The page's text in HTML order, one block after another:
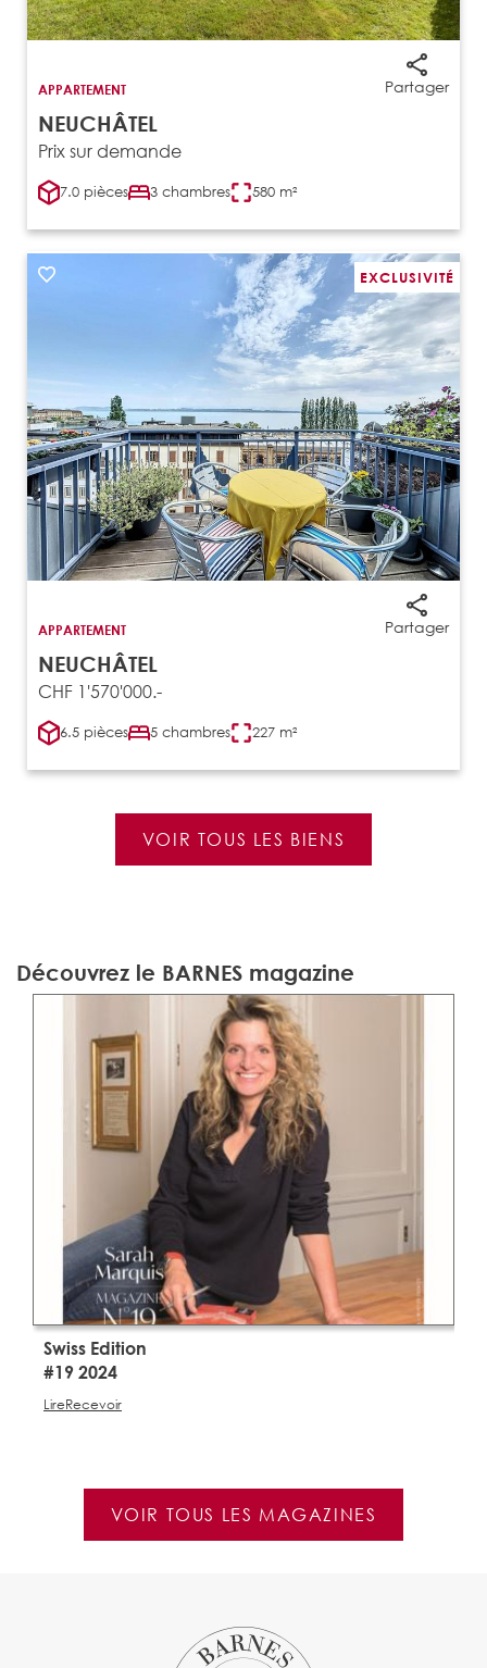
Partager
APPARTEMENT
NEUCHÂTEL
Prix sur demande
7.0 pièces 3 chambres 580 m²
EXCLUSIVITÉ
Partager
APPARTEMENT
NEUCHÂTEL
CHF 1'570'000.-
6.5 pièces 5 chambres 227 m²
VOIR TOUS LES BIENS
Découvrez le BARNES magazine
Swiss Edition
#19 2024
LireRecevoir
VOIR TOUS LES MAGAZINES